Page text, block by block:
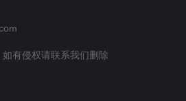
有侵权请联系我们删除